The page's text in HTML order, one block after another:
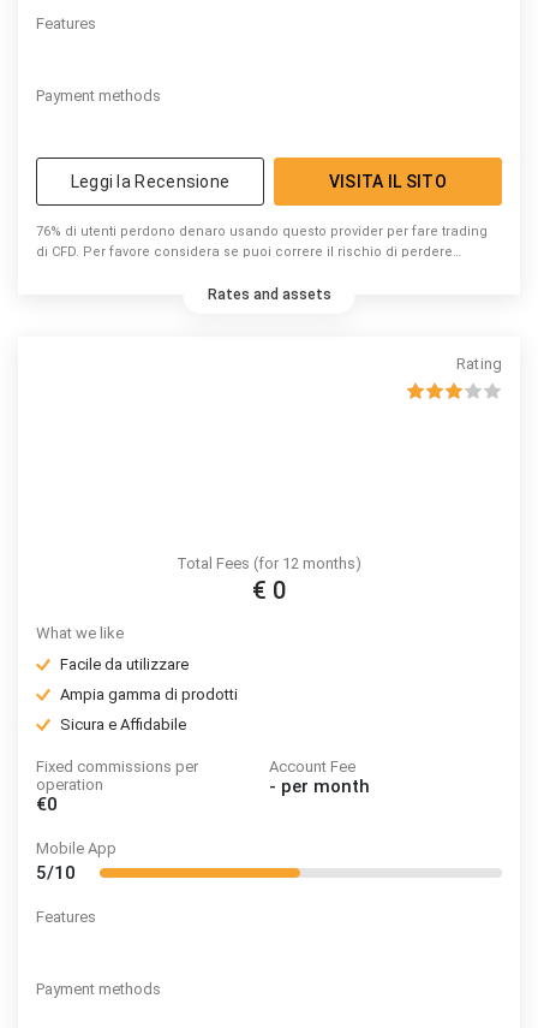
Features
Payment methods
Leggi la Recensione VISITA IL SITO
76% di utenti perdono denaro usando questo provider per fare trading
di CFD. Per favore considera se puoi correre il rischio di perdere
Rates and assets
Rating
Total Fees (for 12 months)
€ 0
What we like
Facile da utilizzare
Ampia gamma di prodotti
Sicura e Affidabile
Fixed commissions per
operation
€0
Account Fee
- per month
Mobile App
5/10
Features
Payment methods